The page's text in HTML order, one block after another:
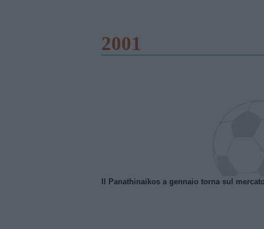
2001
Il Panathinaikos a gennaio torna sul